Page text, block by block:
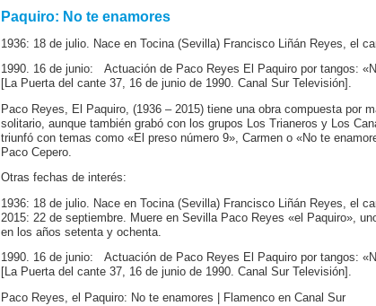
Paquiro: No te enamores
1936: 18 de julio. Nace en Tocina (Sevilla) Francisco Liñán Reyes, el
1990. 16 de junio: Actuación de Paco Reyes El Paquiro por tangos:
[La Puerta del cante 37, 16 de junio de 1990. Canal Sur Televisión].
Paco Reyes, El Paquiro, (1936 – 2015) tiene una obra compuesta por
solitario, aunque también grabó con los grupos Los Trianeros y Los
triunfó con temas como «El preso número 9», Carmen o «No te
Paco Cepero.
Otras fechas de interés:
1936: 18 de julio. Nace en Tocina (Sevilla) Francisco Liñán Reyes, el
2015: 22 de septiembre. Muere en Sevilla Paco Reyes «el Paquiro»,
en los años setenta y ochenta.
1990. 16 de junio: Actuación de Paco Reyes El Paquiro por tangos:
[La Puerta del cante 37, 16 de junio de 1990. Canal Sur Televisión].
Paco Reyes, el Paquiro: No te enamores | Flamenco en Canal Sur